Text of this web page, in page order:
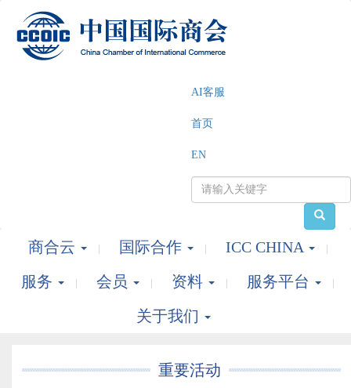
AI客服
首页
EN
商合云 国际合作
ICC CHINA
服务
会员 资料
服务平台
关于我们
重要活动